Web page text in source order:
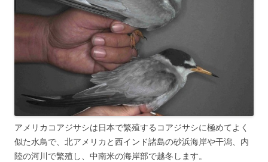
アメリカコアジサシは日本で繁殖するコアジサシに極めてよく
似た水鳥で、北アメリカと西インド諸島の砂浜海岸や干潟、内
陸の河川で繁殖し、中南米の海岸部で越冬します。